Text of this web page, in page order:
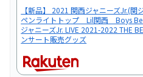
【新品】 2021 関西ジャニーズJr.(
ペンライトトップ Lil関西 Boys
ジャニーズJr. LIVE 2021-2022
ンサート販売グッズ